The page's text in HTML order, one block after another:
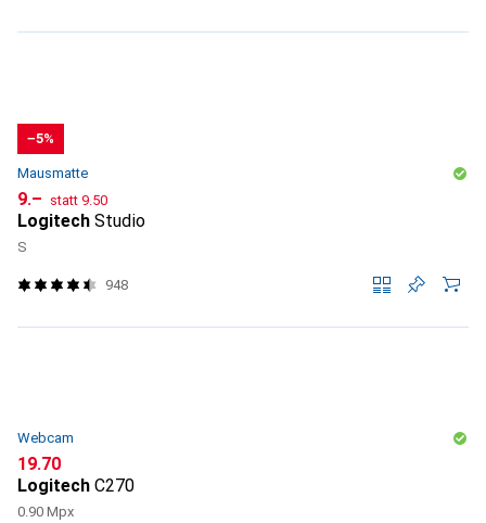
−5%
Mausmatte
CHF
9.– statt CHF
9.50
Logitech Studio
S
948
Webcam
CHF
19.70
Logitech C270
0.90 Mpx